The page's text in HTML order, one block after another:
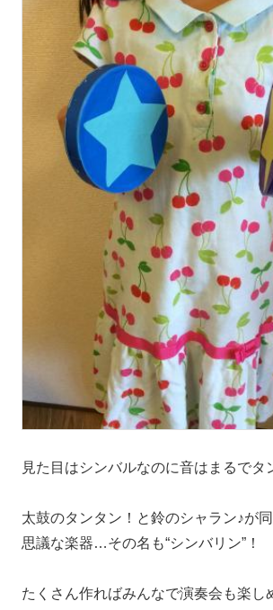
見た目はシンバルなのに音はまるでタ
太鼓のタンタン！と鈴のシャラン♪が
思議な楽器…その名も“シンバリン”！
たくさん作ればみんなで演奏会も楽し